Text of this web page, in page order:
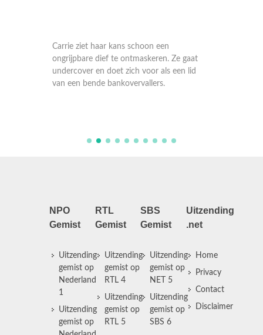
Carrie ziet haar kans schoon een
ongrijpbare dief te ontmaskeren. Ze gaat
undercover en doet zich voor als een lid
van een bende bankovervallers.
NPO
Gemist
Uitzending
gemist op
Nederland
1
Uitzending
gemist op
RTL
Gemist
Uitzending
gemist op
RTL 4
Uitzending
gemist op
RTL 5
SBS
Gemist
Uitzending
gemist op
NET 5
Uitzending
gemist op
SBS 6
Uitzending
.net
Home
Privacy
Contact
Disclaimer